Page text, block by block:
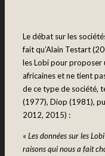
Le débat sur les
fait qu’Alain Testart
les Lobi pour proposer
africaines et ne tient
de ce type de société,
(1977), Diop (1981),
2012, 2015) :
« Les données sur les
raisons qui nous a fait